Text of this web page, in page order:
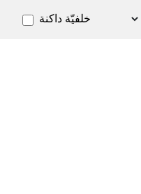
خلفيّة داكنة